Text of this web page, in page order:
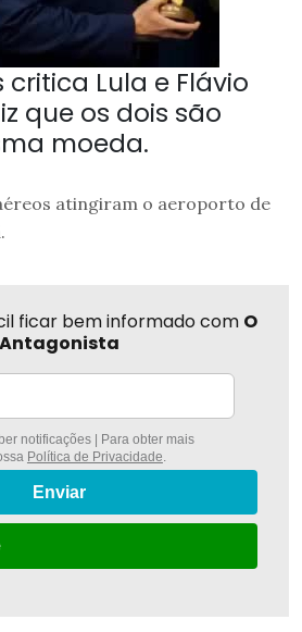
critica Lula e Flávio
que os dois são
moeda.
atingiram o aeroporto de
ficar bem informado com O
Antagonista
notificações | Para obter mais
Política de Privacidade.
Enviar